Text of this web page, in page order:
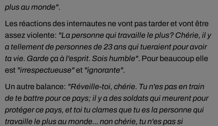
plus au monde".
Les réactions des internautes ne vont pas tarder et vont être
assez violente: "La personne qui travaille le plus? Chérie, il y
a tellement de personnes de 23 ans qui tueraient pour avoir
ta vie. Garde ça à l'esprit. Sois humble". Pour beaucoup elle
est "irrespectueuse"et "ignorante".
Un autre balance: "Réveille-toi, chérie. Tu n'es pas en train
de te battre pour ce pays; il y a des soldats qui meurent pour
protéger ce pays, et toi tu clames que tu es la personne qui
travaille le plus au monde... non chérie, tu n'es pas si